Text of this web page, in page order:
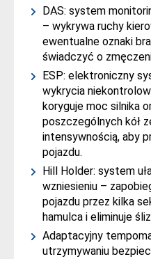
DAS: system
– wykrywa ruchy
ewentualne oznaki
świadczyć o
ESP: elektroniczny
wykrycia
koryguje moc silnika
poszczególnych kół
intensywnością, aby
pojazdu.
Hill Holder: system
wzniesieniu –
pojazdu przez kilka
hamulca i eliminuje
Adaptacyjny
utrzymywaniu